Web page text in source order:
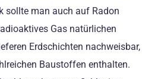
sollte man auch auf Radon
Gas natürlichen
Erdschichten nachweisbar,
Baustoffen enthalten.